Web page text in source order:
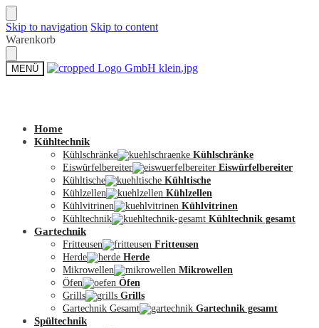
Skip to navigation Skip to content
Warenkorb
MENÜ
Zum Shop
Home
Kühltechnik
Kühlschränke
Kühlschränke
Eiswürfelbereiter
Eiswürfelbereiter
Kühltische
Kühltische
Kühlzellen
Kühlzellen
Kühlvitrinen
Kühlvitrinen
Kühltechnik
Kühltechnik gesamt
Gartechnik
Fritteusen
Fritteusen
Herde
Herde
Mikrowellen
Mikrowellen
Öfen
Öfen
Grills
Grills
Gartechnik Gesamt
Gartechnik gesamt
Spültechnik